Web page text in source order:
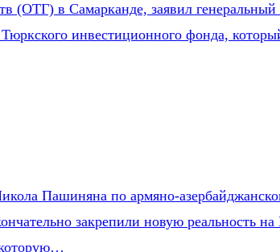
(ОТГ) в Самарканде, заявил генеральный
инвестиционного фонда,
Пашиняна по армяно-
закрепили новую реальность
которую…